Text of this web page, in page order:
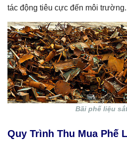
tác động tiêu cực đến môi trường.
Bãi phế liệu
Quy Trình Thu Mua Phế